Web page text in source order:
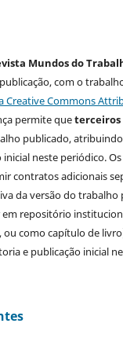
Mundos do
com o
Creative Commons
permite queterceiros
publicado,
neste periódico. Os
contratos adicionais
da versão do trabalho
repositório
como capítulo de
e publicação inicial